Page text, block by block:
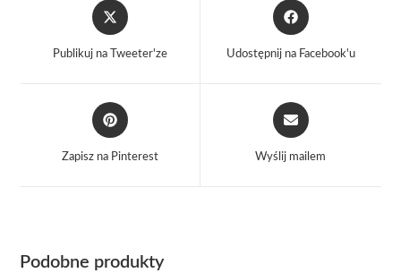
Opens
in
Publikuj na Tweeter'ze
Opens
in
Udostępnij na Facebook'u
Opens
in
Zapisz na Pinterest
Opens
in
Wyślij mailem
Podobne produkty